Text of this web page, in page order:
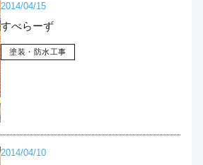
2014/04/15
すべらーず
塗装・防水工事
2014/04/10